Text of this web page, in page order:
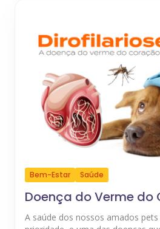
Bem-Estar Saúde
Doença do Verme do
A saúde dos nossos amados